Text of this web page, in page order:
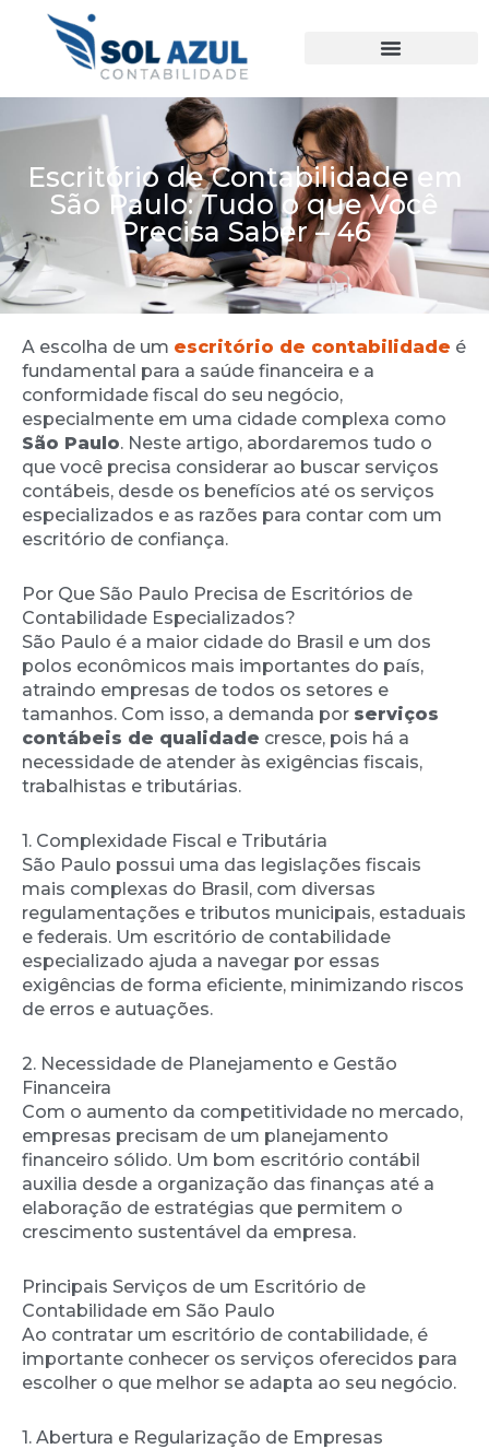
Escritório de Contabilidade em
São Paulo: Tudo o que Você
Precisa Saber – 46
A escolha de um escritório de contabilidade é
fundamental para a saúde financeira e a
conformidade fiscal do seu negócio,
especialmente em uma cidade complexa como
São Paulo. Neste artigo, abordaremos tudo o
que você precisa considerar ao buscar serviços
contábeis, desde os benefícios até os serviços
especializados e as razões para contar com um
escritório de confiança.
Por Que São Paulo Precisa de Escritórios de
Contabilidade Especializados?
São Paulo é a maior cidade do Brasil e um dos
polos econômicos mais importantes do país,
atraindo empresas de todos os setores e
tamanhos. Com isso, a demanda por serviços
contábeis de qualidade cresce, pois há a
necessidade de atender às exigências fiscais,
trabalhistas e tributárias.
1. Complexidade Fiscal e Tributária
São Paulo possui uma das legislações fiscais
mais complexas do Brasil, com diversas
regulamentações e tributos municipais, estaduais
e federais. Um escritório de contabilidade
especializado ajuda a navegar por essas
exigências de forma eficiente, minimizando riscos
de erros e autuações.
2. Necessidade de Planejamento e Gestão
Financeira
Com o aumento da competitividade no mercado,
empresas precisam de um planejamento
financeiro sólido. Um bom escritório contábil
auxilia desde a organização das finanças até a
elaboração de estratégias que permitem o
crescimento sustentável da empresa.
Principais Serviços de um Escritório de
Contabilidade em São Paulo
Ao contratar um escritório de contabilidade, é
importante conhecer os serviços oferecidos para
escolher o que melhor se adapta ao seu negócio.
1. Abertura e Regularização de Empresas